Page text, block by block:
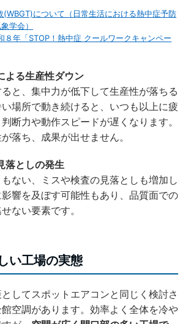
(WBGT)について（日常生活における熱中症予防
学会）
８年「STOP！熱中症 クールワークキャンペー
る生産性ダウン
と、集中力が低下して生産性が落ちる
場所で動き続けると、いつも以上に疲
断力や動作スピードが遅くなります。
落ち、成果が出せません。
としの発生
ない、ミスや検査の見落としも増加し
響を及ぼす可能性もあり、品質面での
ない要素です。
い工場の実態
してスポットエアコンと同じく検討さ
空調があります。効率よく全体を冷や